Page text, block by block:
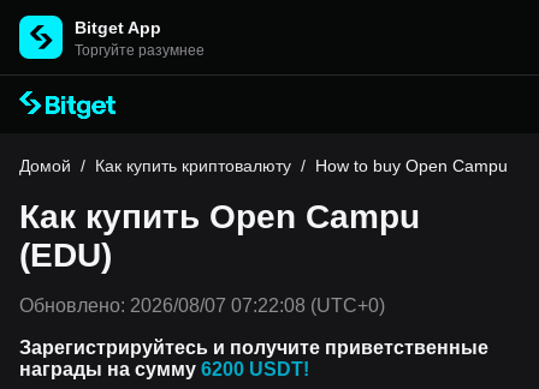
Bitget App
Торгуйте разумнее
Домой / Как купить криптовалюту / How to buy Open Campu
Как купить Open Campu
(EDU)
Обновлено: 2026/08/07 07:22:08 (UTC+0)
Зарегистрируйтесь и получите приветственные
награды на сумму 6200 USDT!